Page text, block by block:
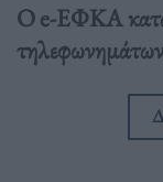
Ο e-ΕΦΚΑ